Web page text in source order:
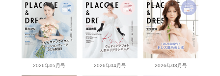
2026年05月号 2026年04月号 2026年03月号